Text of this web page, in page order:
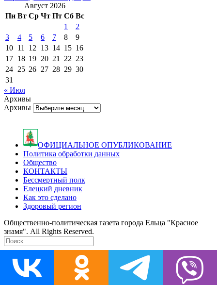
Август 2026
Пн Вт Ср Чт Пт Сб Вс
1
2
3
4 5 6 7 8
9
10 11 12 13 14 15 16
17 18 19 20 21 22 23
24 25 26 27 28 29 30
31
« Июл
Архивы
Архивы
ОФИЦИАЛЬНОЕ ОПУБЛИКОВАНИЕ
Политика обработки данных
Общество
КОНТАКТЫ
Бессмертный полк
Елецкий дневник
Как это сделано
Здоровый регион
Общественно-политическая газета города Ельца "Красное
знамя". All Rights Reserved.